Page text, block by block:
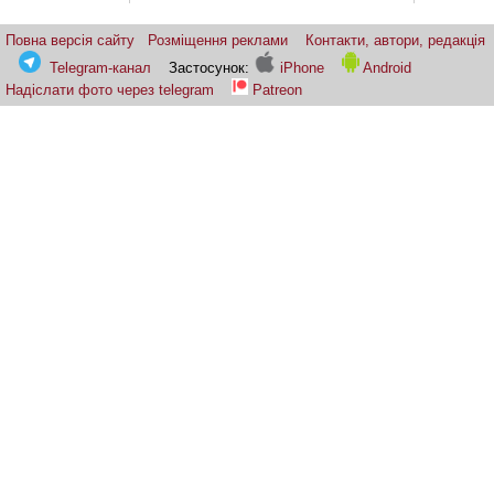
Повна версія сайту Розміщення реклами
Контакти, автори, редакція
Telegram-канал
Застосунок: iPhone
Android
Надіслати фото через telegram
Patreon